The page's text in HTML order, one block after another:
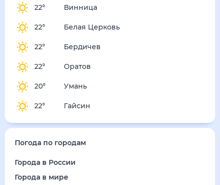
22° Винница
22° Белая Церковь
22° Бердичев
22° Оратов
20° Умань
22° Гайсин
Погода по городам
Города в России
Города в мире